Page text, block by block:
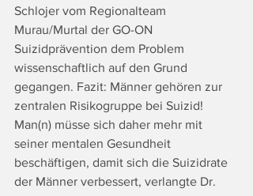
Schlojer vom Regionalteam
Murau/Murtal der GO-ON
Suizidprävention dem Problem
wissenschaftlich auf den Grund
gegangen. Fazit: Männer gehören zur
zentralen Risikogruppe bei Suizid!
Man(n) müsse sich daher mehr mit
seiner mentalen Gesundheit
beschäftigen, damit sich die Suizidrate
der Männer verbessert, verlangte Dr.